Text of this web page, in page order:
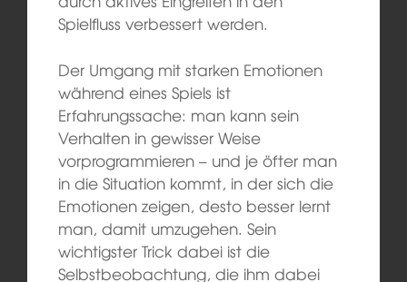
Spielfluss verbessert werden.
Der Umgang mit starken Emotionen
während eines Spiels ist
Erfahrungssache: man kann sein
Verhalten in gewisser Weise
vorprogrammieren – und je öfter man
in die Situation kommt, in der sich die
Emotionen zeigen, desto besser lernt
man, damit umzugehen. Sein
wichtigster Trick dabei ist die
Selbstbeobachtung, die ihm dabei